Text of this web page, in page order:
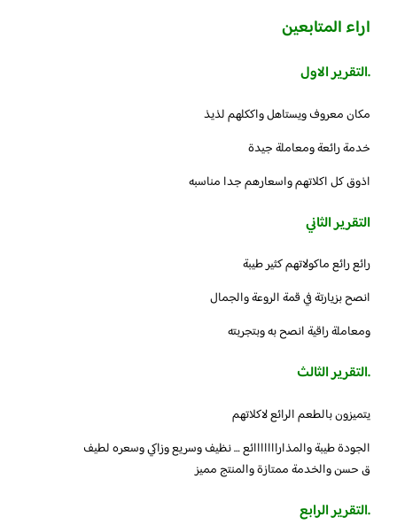
اراء المتابعين
.التقرير الاول
مكان معروف ويستاهل واككلهم لذيذ
خدمة رائعة ومعاملة جيدة
اذوق كل اكلاتهم واسعارهم جدا مناسبه
التقرير الثاني
رائع رائع ماكولاتهم كثير طيبة
انصح بزيارتة في قمة الروعة والجمال
ومعاملة راقية انصح به وبتجربته
.التقرير الثالث
يتميزون بالطعم الرائع لاكلاتهم
الجودة طيبة والمذارااااااائع … نظيف وسريع وزاكي وسعره لطيف
ق حسن والخدمة ممتازة والمنتج مميز
.التقرير الرابع